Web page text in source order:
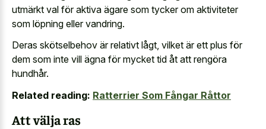
utmärkt val för aktiva ägare som tycker om aktiviteter
som löpning eller vandring.
Deras skötselbehov är relativt lågt, vilket är ett plus för
dem som inte vill ägna för mycket tid åt att rengöra
hundhår.
Related reading: Ratterrier Som Fångar Råttor
Att välja ras